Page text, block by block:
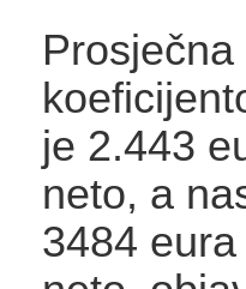
je 2.443
neto, a
3484